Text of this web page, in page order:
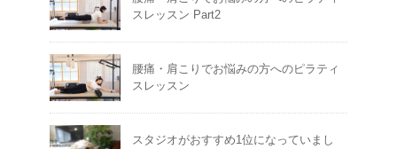
スレッスン Part2
腰痛・肩こりでお悩みの方へのピラティ
スレッスン
スタジオがおすすめ1位になっていまし